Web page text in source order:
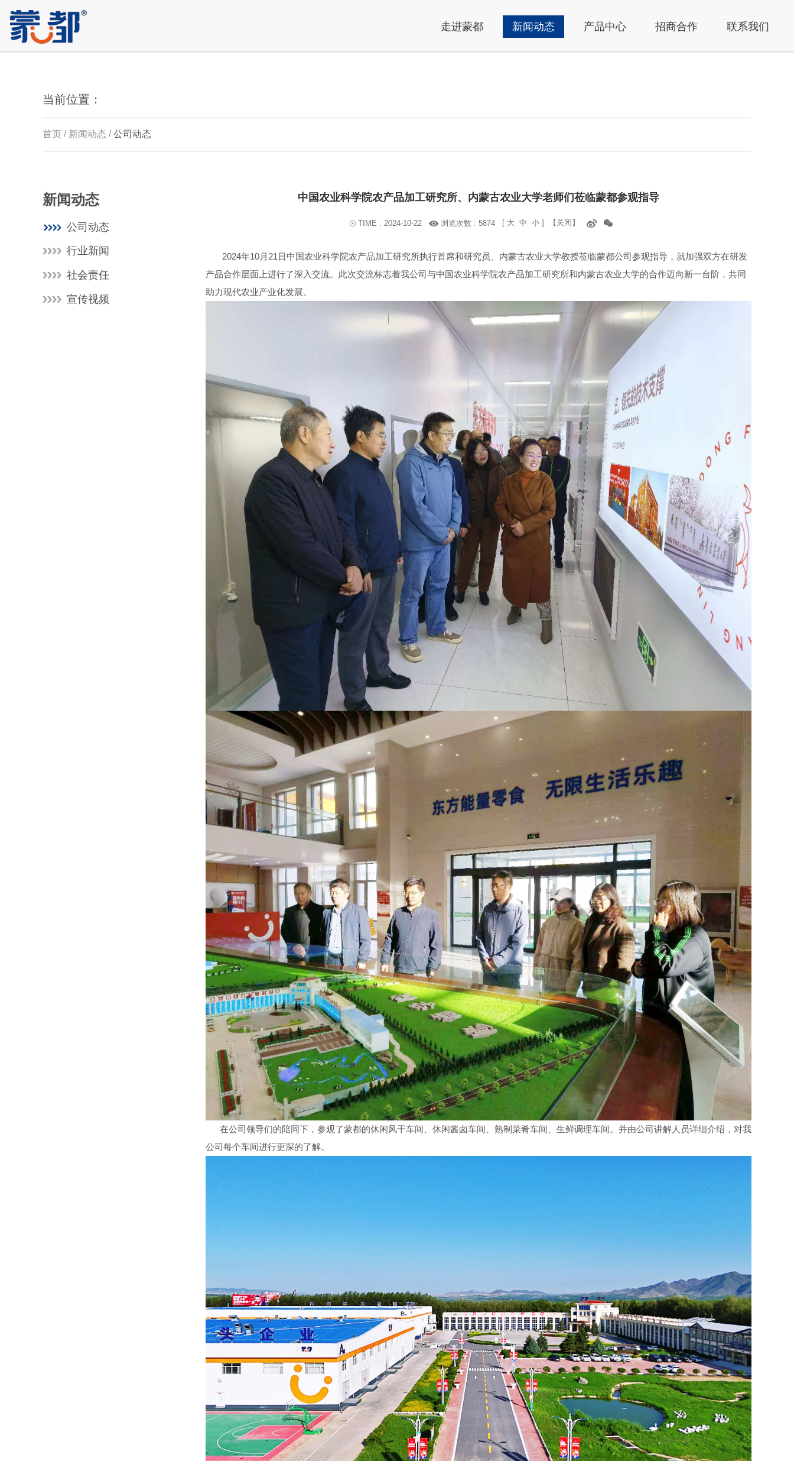
走进蒙都 新闻动态 产品中心 招商合作 联系我们
当前位置：
首页 / 新闻动态 /公司动态
新闻动态
公司动态
行业新闻
社会责任
宣传视频
中国农业科学院农产品加工研究所、内蒙古农业大学老师们莅临蒙都参观指导
TIME : 2024-10-22 浏览次数 : 5874 [ 大 中 小 ] 【关闭】
2024年10月21日中国农业科学院农产品加工研究所执行首席和研究员、内蒙古农业大学教授莅临蒙都公司参观指导，就加强双方在研发
产品合作层面上进行了深入交流。此次交流标志着我公司与中国农业科学院农产品加工研究所和内蒙古农业大学的合作迈向新一台阶，共同
助力现代农业产业化发展。
在公司领导们的陪同下，参观了蒙都的休闲风干车间、休闲酱卤车间、熟制菜肴车间、生鲜调理车间。并由公司讲解人员详细介绍，对我
公司每个车间进行更深的了解。